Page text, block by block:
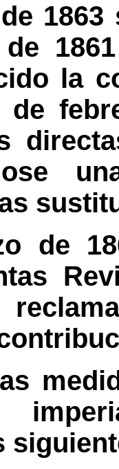
1863
de
la
de